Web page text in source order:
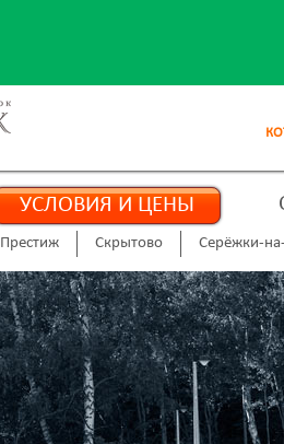
УСЛОВИЯ И ЦЕНЫ
Престиж Скрытово Серёжки-